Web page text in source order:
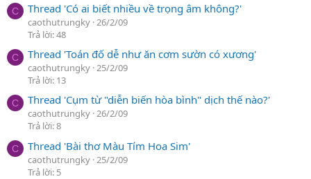
C Thread 'Có ai biết nhiều về trọng âm không?'
caothutrungky 26/2/09
Trả lời: 48
C Thread 'Toán đố dễ như ăn cơm sườn có xương'
caothutrungky 25/2/09
Trả lời: 13
C Thread 'Cụm từ "diễn biến hòa bình" dịch thế nào?'
caothutrungky 26/2/09
Trả lời: 8
C Thread 'Bài thơ Màu Tím Hoa Sim'
caothutrungky 25/2/09
Trả lời: 5